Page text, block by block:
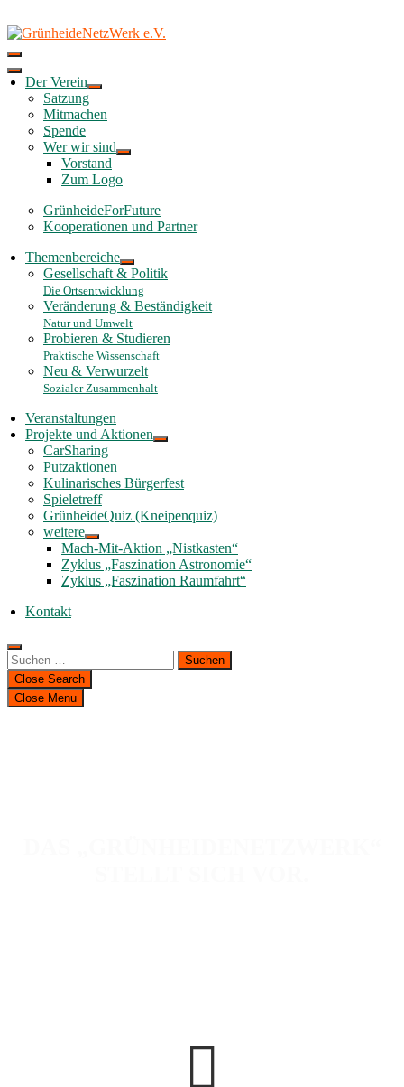
to
Der Verein
Satzung
Mitmachen
Spende
Wer wir sind
Vorstand
Zum Logo
GrünheideForFuture
Kooperationen und Partner
Themenbereiche
Gesellschaft & Politik
Die Ortsentwicklung
Veränderung & Beständigkeit
Natur und Umwelt
Probieren & Studieren
Praktische Wissenschaft
Neu & Verwurzelt
Sozialer Zusammenhalt
Veranstaltungen
Projekte und Aktionen
CarSharing
Putzaktionen
Kulinarisches Bürgerfest
Spieletreff
GrünheideQuiz (Kneipenquiz)
weitere
Mach-Mit-Aktion „Nistkasten“
Zyklus „Faszination Astronomie“
Zyklus „Faszination Raumfahrt“
Kontakt
Suchen
nach:
Close Search
Close Menu